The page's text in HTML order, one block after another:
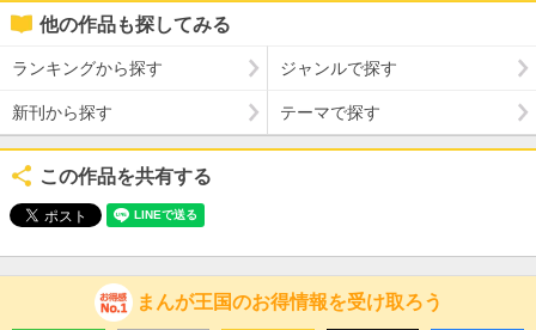
他の作品も探してみる
ランキングから探す ジャンルで探す
新刊から探す テーマで探す
この作品を共有する
まんが王国のお得情報を受け取ろう